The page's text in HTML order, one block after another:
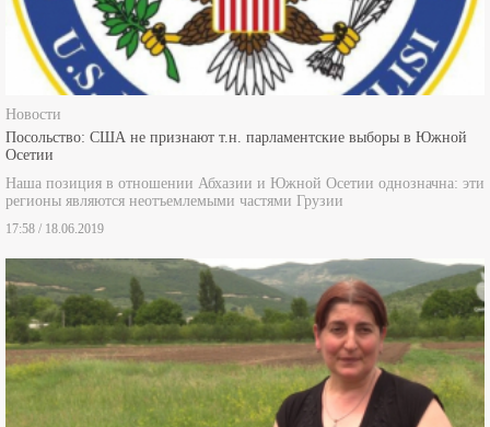
Новости
Посольство: США не признают т.н. парламентские выборы в Южной
Осетии
регионы являются неотъемлемыми частями Грузии
17:58 / 18.06.2019